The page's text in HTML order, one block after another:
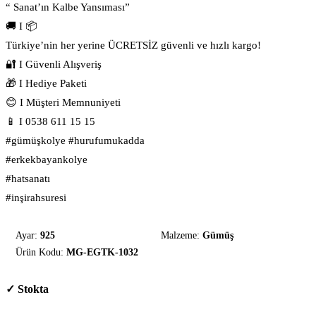
“ Sanat’ın Kalbe Yansıması”
🚚 I 📦
Türkiye’nin her yerine ÜCRETSİZ güvenli ve hızlı kargo!
🔐 I Güvenli Alışveriş
🎁 I Hediye Paketi
😊 I Müşteri Memnuniyeti
📱 I 0538 611 15 15
#gümüşkolye #hurufumukadda
#erkekbayankolye
#hatsanatı
#inşirahsuresi
Ayar: 925 Malzeme: Gümüş
Ürün Kodu: MG-EGTK-1032
✓ Stokta